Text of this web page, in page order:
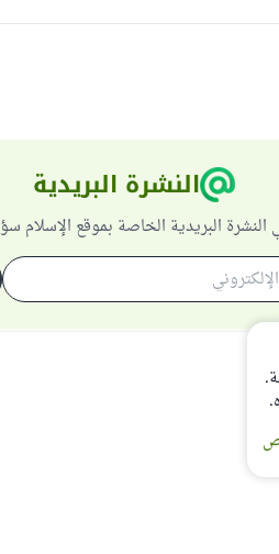
النشرة البريدية
النشرة البريدية الخاصة بموقع الإسلام